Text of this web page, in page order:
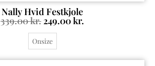
Nally Hvid Festkjole
339.00kr. 249.00kr.
Onsize